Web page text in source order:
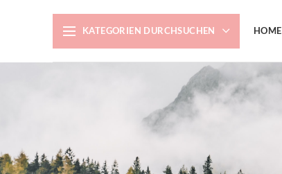
KATEGORIEN DURCHSUCHEN HOME